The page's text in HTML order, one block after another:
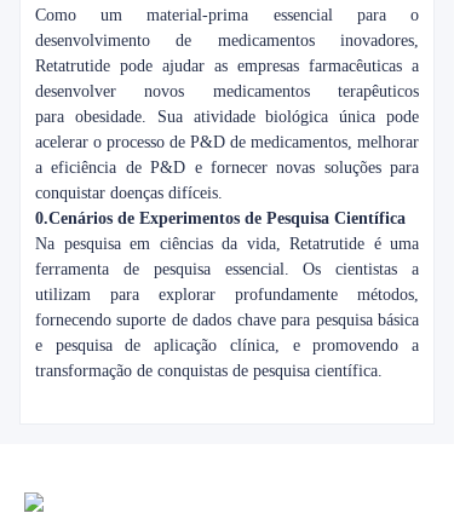
Como um material-prima essencial para o
desenvolvimento de medicamentos inovadores,
Retatrutide pode ajudar as empresas farmacêuticas a
desenvolver novos medicamentos terapêuticos
para obesidade. Sua atividade biológica única pode
acelerar o processo de P&D de medicamentos, melhorar
a eficiência de P&D e fornecer novas soluções para
conquistar doenças difíceis.
0.Cenários de Experimentos de Pesquisa Científica
Na pesquisa em ciências da vida, Retatrutide é uma
ferramenta de pesquisa essencial. Os cientistas a
utilizam para explorar profundamente
métodos,
fornecendo suporte de dados chave para pesquisa básica
e pesquisa de aplicação clínica, e promovendo a
transformação de conquistas de pesquisa científica.